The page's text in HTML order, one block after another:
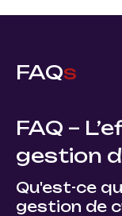
FAQs
FAQ –
gestion
Qu'est-ce
gestion de